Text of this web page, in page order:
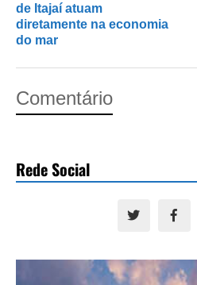
de Itajaí atuam
diretamente na economia
do mar
Comentário
Rede Social